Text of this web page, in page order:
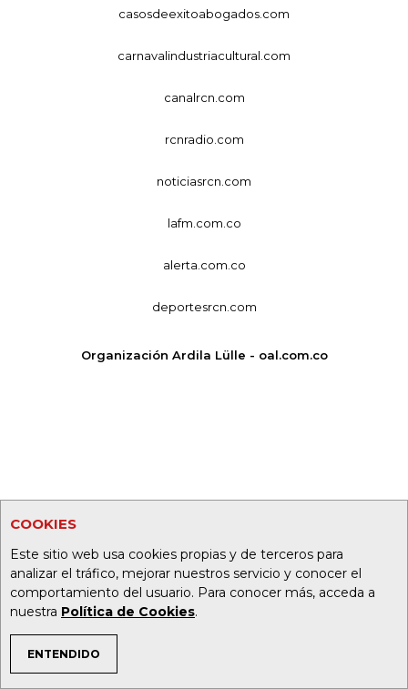
COOKIES
Este sitio web usa cookies propias y de terceros para
analizar el tráfico, mejorar nuestros servicio y conocer el
comportamiento del usuario. Para conocer más, acceda a
nuestra Política de Cookies.
ENTENDIDO
TEMAS DE INTERÉS
casosdeexitoabogados.com
carnavalindustriacultural.com
canalrcn.com
rcnradio.com
noticiasrcn.com
lafm.com.co
alerta.com.co
deportesrcn.com
Organización Ardila Lülle - oal.com.co